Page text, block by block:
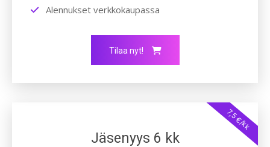
Alennukset verkkokaupassa
Tilaa nyt!
7,5 €/kk
Jäsenyys 6 kk